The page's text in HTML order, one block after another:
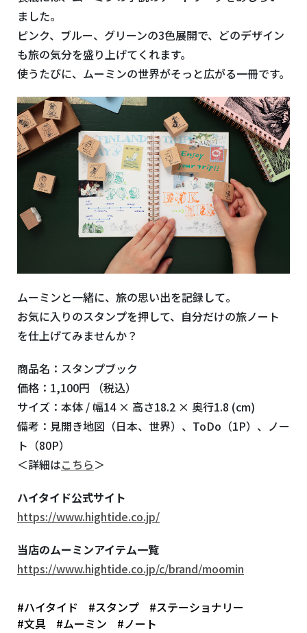
ました。
ピンク、ブルー、グリーンの3色展開で、どのデザイン
も旅の気分を盛り上げてくれます。
使うたびに、ムーミンの世界がそっと広がる一冊です。
ムーミンと一緒に、旅の思い出を記録して。
お気に入りのスタンプを押して、自分だけの旅ノート
を仕上げてみませんか？
商品名：スタンプブック
価格：1,100円 （税込）
サイズ： 本体 / 幅14 × 高さ18.2 × 奥行1.8 (cm)
備考：見開き地図（日本、世界）、ToDo（1P）、ノー
ト（80P）
＜詳細はこちら＞
ハイタイド公式サイト
https://www.hightide.co.jp/
当店のムーミンアイテム一覧
https://www.hightide.co.jp/c/brand/moomin
#ハイタイド #スタンプ
#ステーショナリー
#文具
#ムーミン #ノート